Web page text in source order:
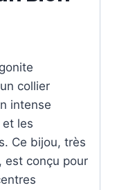
collier
intense
les
Ce bijou, très
est conçu pour